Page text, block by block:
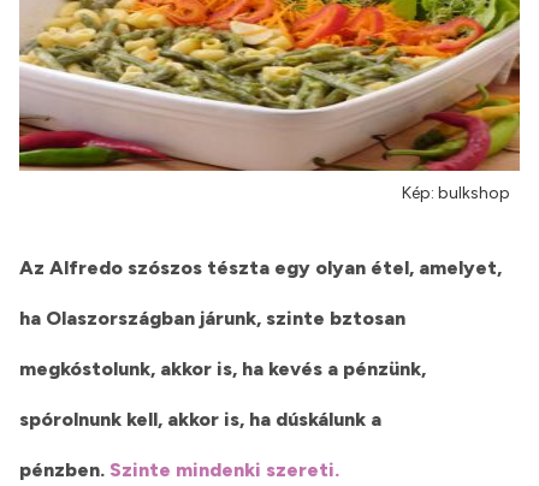
Kép: bulkshop
Az Alfredo szószos tészta egy olyan étel, amelyet,
ha Olaszországban járunk, szinte bztosan
megkóstolunk, akkor is, ha kevés a pénzünk,
spórolnunk kell, akkor is, ha dúskálunk a
pénzben. Szinte mindenki szereti.